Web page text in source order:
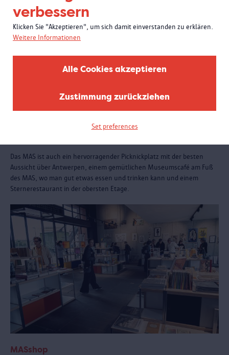
verbessern
Klicken Sie "Akzeptieren", um sich damit einverstanden zu erklären.
Weitere Informationen
Alle Cookies akzeptieren
Zustimmung zurückziehen
Set preferences
Das MAS ist auch ein hervorragender Picknickplatz mit der besten
Aussicht über Antwerpen, einem gemütlichen Museumscafé am Fuß
des MAS, wo man gut etwas essen und trinken kann und einem
Sternerestaurant in der obersten Etage.
MASshop